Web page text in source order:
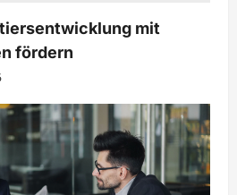
mit
fördern